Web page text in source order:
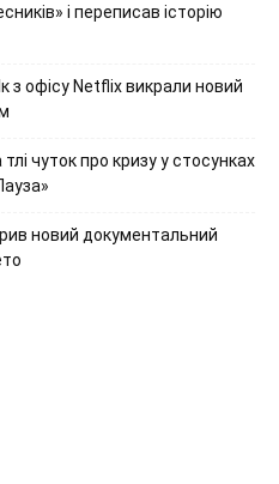
і переписав історію
з офісу Netflix викрали новий
чуток про кризу у стосунках
новий документальний